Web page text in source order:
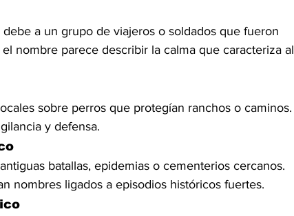
a un grupo de viajeros o soldados que fueron
nombre parece describir la calma que caracteriza al
sobre perros que protegían ranchos o caminos.
y defensa.
batallas, epidemias o cementerios cercanos.
nombres ligados a episodios históricos fuertes.